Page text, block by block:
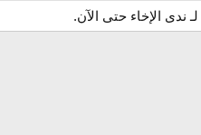
ندى الإخاء حتى الآن.